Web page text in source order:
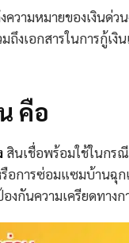
วามหมายของเงินด่
ถึงเอกสารในการกู้เ
คือ
สินเชื่อพร้อมใช้ในกร
อการซ่อมแซมบ้านฉุ
งกันความเครียดทาง